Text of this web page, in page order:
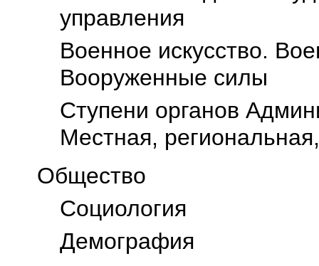
управления
Военное искусство.
Вооруженные силы
Ступени органов
Местная,
Общество
Социология
Демография